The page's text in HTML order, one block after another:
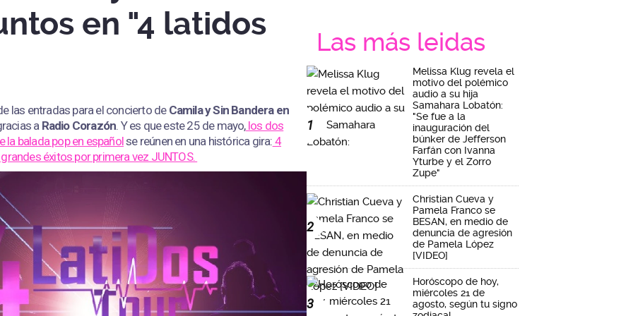
en "4 latidos
las entradas para el concierto de Camila y Sin Bandera en
a Radio Corazón. Y es que este 25 de mayo,los dos
la balada pop en españolse reúnen en una histórica gira: 4
éxitos por primera vez JUNTOS.
Las más leidas
1
Melissa Klug revela el
motivo del polémico
audio a su hija
Samahara Lobatón:
"Se fue a la
inauguración del
búnker de Jefferson
Farfán con Ivanna
Yturbe y el Zorro
Zupe"
2
Christian Cueva y
Pamela Franco se
BESAN, en medio de
denuncia de agresión
de Pamela López
[VIDEO]
3
Horóscopo de hoy,
miércoles 21 de
agosto, según tu signo